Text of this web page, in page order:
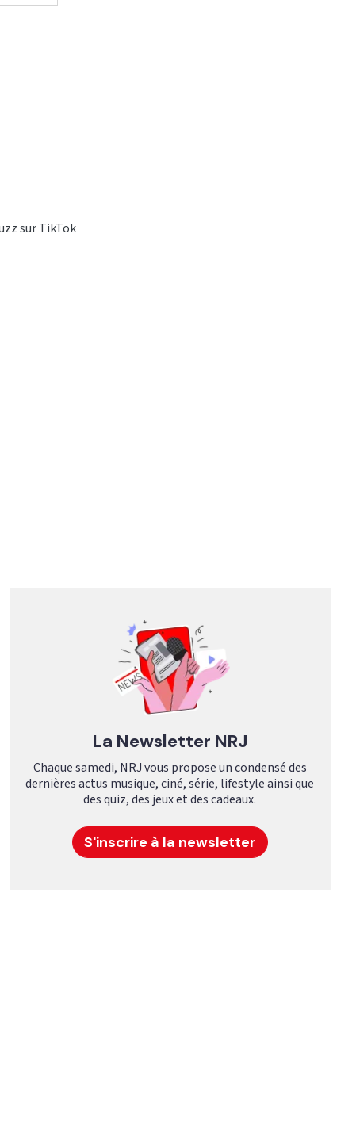
sur TikTok
La Newsletter NRJ
Chaque samedi, NRJ vous propose un condensé des
dernières actus musique, ciné, série, lifestyle ainsi que
des quiz, des jeux et des cadeaux.
S'inscrire à la newsletter